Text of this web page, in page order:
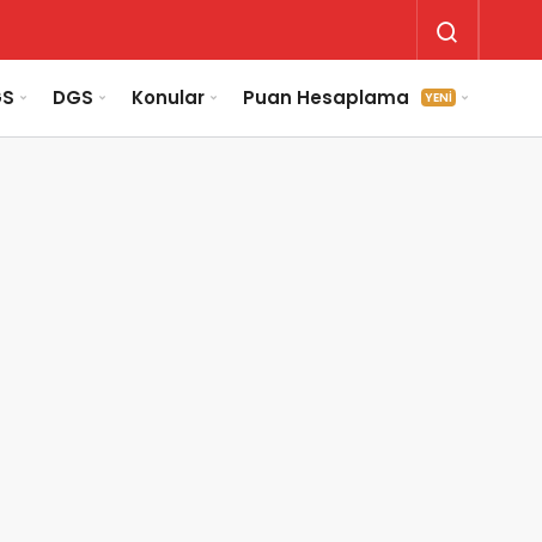
DGS Konular Puan Hesaplama YENİ